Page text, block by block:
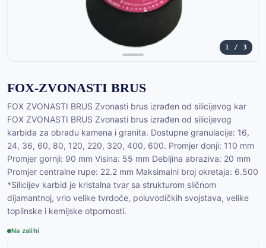
1 / 3
FOX-ZVONASTI BRUS
FOX ZVONASTI BRUS Zvonasti brus izrađen od silicijevog kar
FOX ZVONASTI BRUS Zvonasti brus izrađen od silicijevog
karbida za obradu kamena i granita. Dostupne granulacije: 16,
24, 36, 60, 80, 120, 220, 320, 400, 600. Promjer donji: 110 mm
Promjer gornji: 90 mm Visina: 55 mm Debljina abraziva: 20 mm
Promjer centralne rupe: 22.2 mm Maksimalni broj okretaja: 6.500
*Silicijev karbid je kristalna tvar sa strukturom sličnom
dijamantnoj, vrlo velike tvrdoće, poluvodičkih svojstava, velike
toplinske i kemijske otpornosti.
Na zalihi